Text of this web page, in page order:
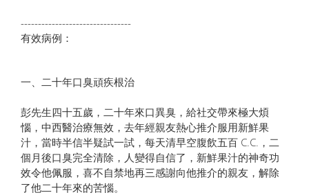
--------------------------------
有效病例：
一、二十年口臭頑疾根治
彭先生四十五歲，二十年來口異臭，給社交帶來極大煩
惱，中西醫治療無效，去年經親友熱心推介服用新鮮果
汁，當時半信半疑試一試，每天清早空腹飲五百 C.C.，二
個月後口臭完全清除，人變得自信了，新鮮果汁的神奇功
效令他佩服，喜不自禁地再三感謝向他推介的親友，解除
了他二十年來的苦惱。